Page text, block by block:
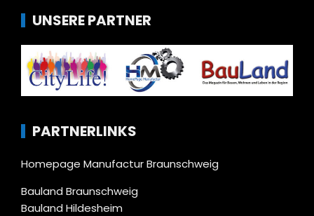
UNSERE PARTNER
PARTNERLINKS
Homepage Manufactur Braunschweig
Bauland Braunschweig
Bauland Hildesheim